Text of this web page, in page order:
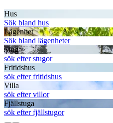
Hus
Sök bland hus
Lägenhet
Sök bland lägenheter
Stuga
sök efter stugor
Fritidshus
sök efter fritidshus
Villa
sök efter villor
Fjällstuga
sök efter fjällstugor